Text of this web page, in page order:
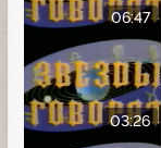
06:47
03:26